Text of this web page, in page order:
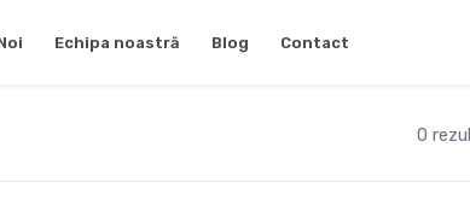
Echipa noastră Blog Contact
0